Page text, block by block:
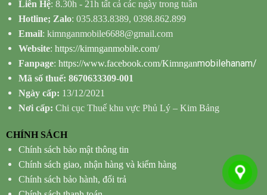
Liên Hệ: 8.30h - 21h tất cả các ngày trong tuần
Hotline; Zalo: 035.833.8389, 0398.862.899
Email: kimnganmobile6688@gmail.com
Website: https://kimnganmobile.com/
Fanpage: https://www.facebook.com/Kimnganmobilehanam/
Mã số thuế: 8670633309-001
Ngày cấp: 13/12/2021
Nơi cấp: Chi cục Thuế khu vực Phủ Lý – Kim Bảng
CHÍNH SÁCH
Chính sách bảo mật thông tin
Chính sách giao, nhận hàng và kiểm hàng
Chính sách bảo hành, đổi trả